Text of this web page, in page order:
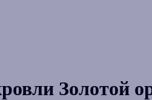
Золотой